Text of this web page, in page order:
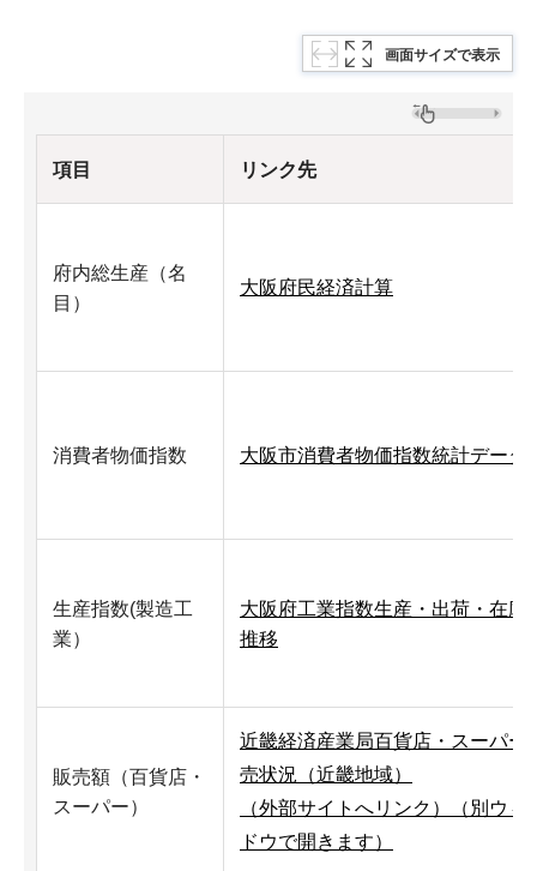
画面サイズで表示
項目 リンク先
府内総生産（名
目）
大阪府民経済計算
消費者物価指数 大阪市消費者物価指数統計データ
生産指数(製造工
業）
大阪府工業指数生産・出荷・在庫
推移
販売額（百貨店・
スーパー）
近畿経済産業局百貨店・スーパー
売状況（近畿地域）
（外部サイトへリンク）（別ウィ
ドウで開きます）